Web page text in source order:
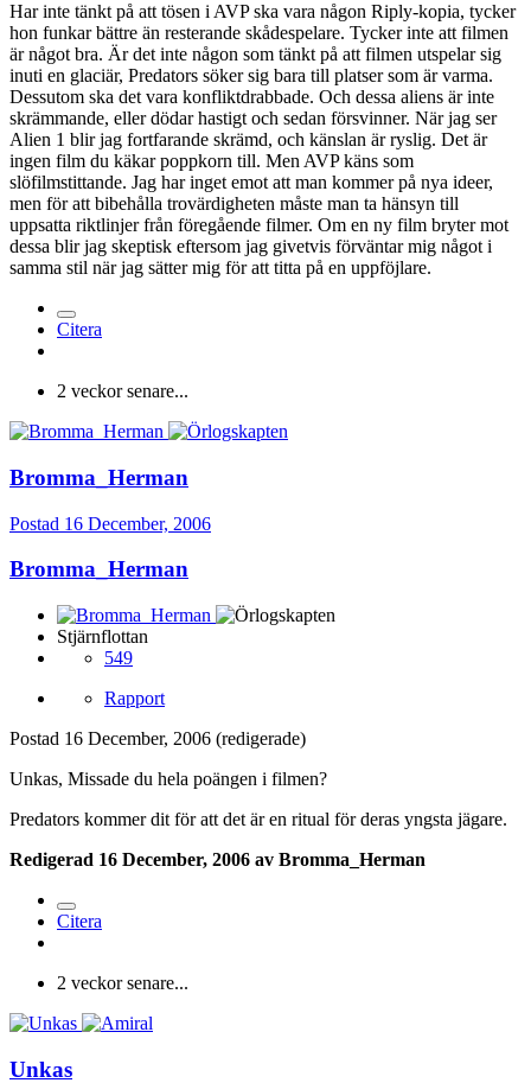
Har inte tänkt på att tösen i AVP ska vara någon Riply-kopia, tycker
hon funkar bättre än resterande skådespelare. Tycker inte att filmen
är något bra. Är det inte någon som tänkt på att filmen utspelar sig
inuti en glaciär, Predators söker sig bara till platser som är varma.
Dessutom ska det vara konfliktdrabbade. Och dessa aliens är inte
skrämmande, eller dödar hastigt och sedan försvinner. När jag ser
Alien 1 blir jag fortfarande skrämd, och känslan är ryslig. Det är
ingen film du käkar poppkorn till. Men AVP käns som
slöfilmstittande. Jag har inget emot att man kommer på nya ideer,
men för att bibehålla trovärdigheten måste man ta hänsyn till
uppsatta riktlinjer från föregående filmer. Om en ny film bryter mot
dessa blir jag skeptisk eftersom jag givetvis förväntar mig något i
samma stil när jag sätter mig för att titta på en uppföjlare.
Citera
2 veckor senare...
Bromma_Herman
Postad 16 December, 2006
Bromma_Herman
Stjärnflottan
549
Rapport
Postad 16 December, 2006 (redigerade)
Unkas, Missade du hela poängen i filmen?
Predators kommer dit för att det är en ritual för deras yngsta jägare.
Redigerad 16 December, 2006 av Bromma_Herman
Citera
2 veckor senare...
Unkas